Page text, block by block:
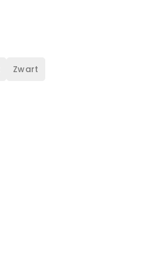
Zwart